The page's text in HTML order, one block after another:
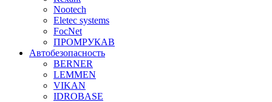
Nootech
Eletec systems
FocNet
ПРОМРУКАВ
Автобезопасность
BERNER
LEMMEN
VIKAN
IDROBASE